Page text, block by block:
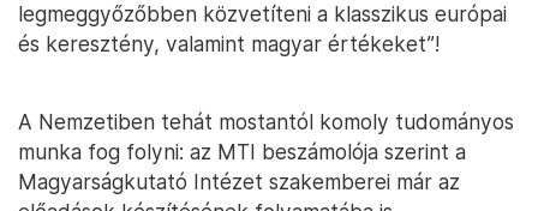
legmeggyőzőbben közvetíteni a klasszikus európai
és keresztény, valamint magyar értékeket”!
A Nemzetiben tehát mostantól komoly tudományos
munka fog folyni: az MTI beszámolója szerint a
Magyarságkutató Intézet szakemberei már az